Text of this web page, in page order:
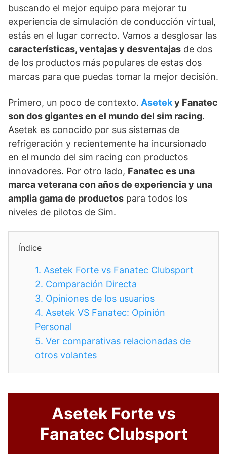
buscando el mejor equipo para mejorar tu
experiencia de simulación de conducción virtual,
estás en el lugar correcto. Vamos a desglosar las
características, ventajas y desventajas de dos
de los productos más populares de estas dos
marcas para que puedas tomar la mejor decisión.
Primero, un poco de contexto. Aseteky Fanatec
son dos gigantes en el mundo del sim racing.
Asetek es conocido por sus sistemas de
refrigeración y recientemente ha incursionado
en el mundo del sim racing con productos
innovadores. Por otro lado, Fanatec es una
marca veterana con años de experiencia y una
amplia gama de productos para todos los
niveles de pilotos de Sim.
Índice
1. Asetek Forte vs Fanatec Clubsport
2. Comparación Directa
3. Opiniones de los usuarios
4. Asetek VS Fanatec: Opinión
Personal
5. Ver comparativas relacionadas de
otros volantes
Asetek Forte vs
Fanatec Clubsport